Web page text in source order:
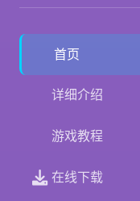
首页
详细介绍
游戏教程
在线下载